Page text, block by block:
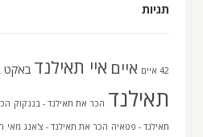
תגיות
42 איים איים איי תאילנד באקט
תאילנד הכר את תאילנד - בנגקוק
תאילנד - פטאיה הכר את תאילנד - צ'אנג מאי